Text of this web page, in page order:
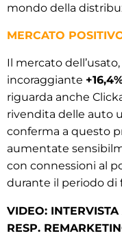
mondo della
MERCATO
Il mercato
incoraggiante
riguarda anche
rivendita delle auto
conferma a questo
aumentate
con connessioni al
durante il periodo di
VIDEO:
RESP.